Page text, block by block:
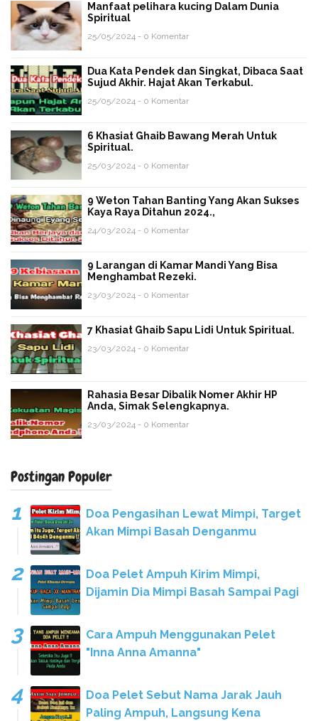
Manfaat pelihara kucing Dalam Dunia
Spiritual
25/05/2024 - 0 Komentar
Dua Kata Pendek dan Singkat, Dibaca Saat
Sujud Akhir. Hajat Akan Terkabul.
25/05/2024 - 0 Komentar
6 Khasiat Ghaib Bawang Merah Untuk
Spiritual.
25/03/2024 - 0 Komentar
9 Weton Tahan Banting Yang Akan Sukses
Kaya Raya Ditahun 2024.,
24/03/2024 - 0 Komentar
9 Larangan di Kamar Mandi Yang Bisa
Menghambat Rezeki.
23/03/2024 - 0 Komentar
7 Khasiat Ghaib Sapu Lidi Untuk Spiritual.
23/03/2024 - 0 Komentar
Rahasia Besar Dibalik Nomer Akhir HP
Anda, Simak Selengkapnya.
23/03/2024 - 0 Komentar
Postingan Populer
Doa Pengasihan Lewat Mimpi, Target
Akan Mimpi Basah Denganmu
Doa Pelet Ampuh Kirim Mimpi,
Dijamin Dia Mimpi Basah Sampai Pagi
Cara Ampuh Menggunakan Pelet
"Inna Anna Amanna"
Doa Pelet Sebut Nama Jarak Jauh
Paling Ampuh, Langsung Kena